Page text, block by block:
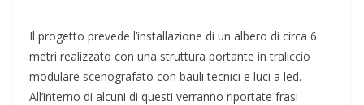
Il progetto prevede l’installazione di un albero di circa 6
metri realizzato con una struttura portante in traliccio
modulare scenografato con bauli tecnici e luci a led.
All’interno di alcuni di questi verranno riportate frasi